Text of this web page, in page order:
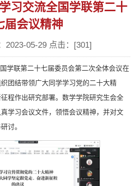
习交流全国学联第二十
届会议精神
2023-05-29 点击：[301]
学联第二十七届委员会第二次全体会议在
团结带领广大同学学习党的二十大精
程作出研究部署。数学学院研究生会全
学习会议文件，领悟会议精神，并对文
讨。